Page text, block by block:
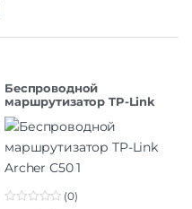
Беспроводной
маршрутизатор TP-Link
Archer C50
(0)